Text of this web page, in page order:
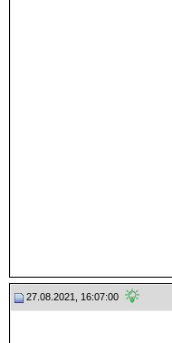
27.08.2021, 16:07:00